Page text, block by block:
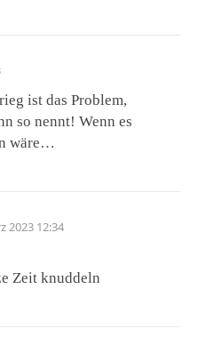
ist das Problem,
so nennt! Wenn es
wäre…
2023 12:34
Zeit knuddeln